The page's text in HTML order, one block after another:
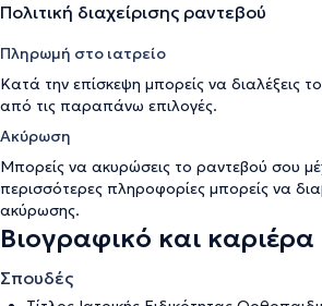
Πολιτική διαχείρισης ραντεβού
Πληρωμή στο ιατρείο
Κατά την επίσκεψη μπορείς να διαλέξεις
από τις παραπάνω επιλογές.
Ακύρωση
Μπορείς να ακυρώσεις το ραντεβού σου
περισσότερες πληροφορίες μπορείς να
ακύρωσης.
Βιογραφικό και καριέρα
Σπουδές